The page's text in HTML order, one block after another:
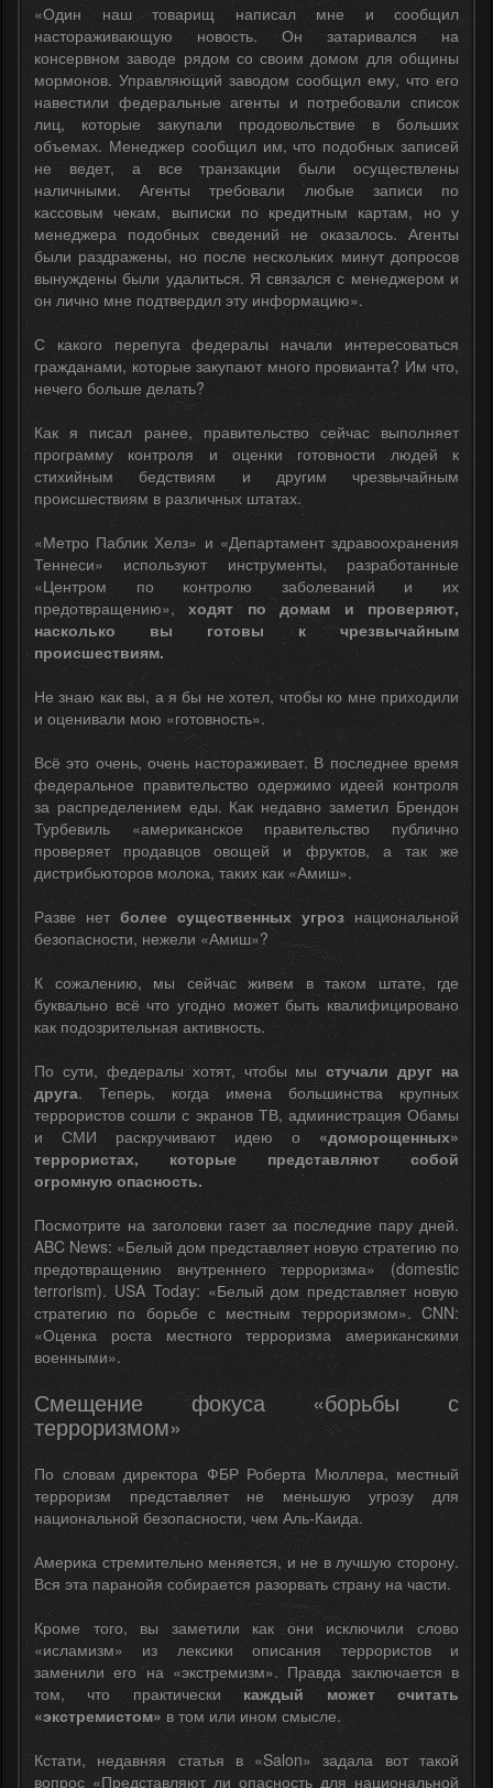
«Один наш товарищ написал мне и сообщил
настораживающую новость. Он затаривался на
консервном заводе рядом со своим домом для общины
мормонов. Управляющий заводом сообщил ему, что его
навестили федеральные агенты и потребовали список
лиц, которые закупали продовольствие в больших
объемах. Менеджер сообщил им, что подобных записей
не ведет, а все транзакции были осуществлены
наличными. Агенты требовали любые записи по
кассовым чекам, выписки по кредитным картам, но у
менеджера подобных сведений не оказалось. Агенты
были раздражены, но после нескольких минут допросов
вынуждены были удалиться. Я связался с менеджером и
он лично мне подтвердил эту информацию».
С какого перепуга федералы начали интересоваться
гражданами, которые закупают много провианта? Им что,
нечего больше делать?
Как я писал ранее, правительство сейчас выполняет
программу контроля и оценки готовности людей к
стихийным бедствиям и другим чрезвычайным
происшествиям в различных штатах.
«Метро Паблик Хелз» и «Департамент здравоохранения
Теннеси» используют инструменты, разработанные
«Центром по контролю заболеваний и их
предотвращению»,ходят по домам и проверяют,
насколько вы готовы к чрезвычайным
происшествиям.
Не знаю как вы, а я бы не хотел, чтобы ко мне приходили
и оценивали мою «готовность».
Всё это очень, очень настораживает. В последнее время
федеральное правительство одержимо идеей контроля
за распределением еды. Как недавно заметил Брендон
Турбевиль «американское правительство публично
проверяет продавцов овощей и фруктов, а так же
дистрибьюторов молока, таких как «Амиш».
Разве нет более существенных угроз национальной
безопасности, нежели «Амиш»?
К сожалению, мы сейчас живем в таком штате, где
буквально всё что угодно может быть квалифицировано
как подозрительная активность.
По сути, федералы хотят, чтобы мыстучали друг на
друга. Теперь, когда имена большинства крупных
террористов сошли с экранов ТВ, администрация Обамы
и СМИ раскручивают идею о «доморощенных»
террористах, которые представляют собой
огромную опасность.
Посмотрите на заголовки газет за последние пару дней.
ABC News: «Белый дом представляет новую стратегию по
предотвращению внутреннего терроризма» (domestic
terrorism). USA Today: «Белый дом представляет новую
стратегию по борьбе с местным терроризмом». CNN:
«Оценка роста местного терроризма американскими
военными».
Смещение фокуса «борьбы с
терроризмом»
По словам директора ФБР Роберта Мюллера, местный
терроризм представляет не меньшую угрозу для
национальной безопасности, чем Аль-Каида.
Америка стремительно меняется, и не в лучшую сторону.
Вся эта паранойя собирается разорвать страну на части.
Кроме того, вы заметили как они исключили слово
«исламизм» из лексики описания террористов и
заменили его на «экстремизм». Правда заключается в
том, что практически каждый может считать
«экстремистом» в том или ином смысле.
Кстати, недавняя статья в «Salon» задала вот такой
вопрос «Представляют ли опасность для национальной